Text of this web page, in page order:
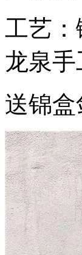
工艺
龙泉
送锦盒